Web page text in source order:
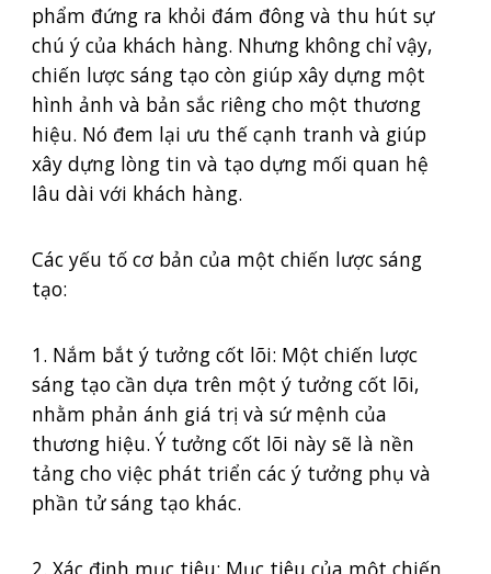
phẩm đứng ra khỏi đám đông và thu hút sự
chú ý của khách hàng. Nhưng không chỉ vậy,
chiến lược sáng tạo còn giúp xây dựng một
hình ảnh và bản sắc riêng cho một thương
hiệu. Nó đem lại ưu thế cạnh tranh và giúp
xây dựng lòng tin và tạo dựng mối quan hệ
lâu dài với khách hàng.
Các yếu tố cơ bản của một chiến lược sáng
tạo:
1. Nắm bắt ý tưởng cốt lõi: Một chiến lược
sáng tạo cần dựa trên một ý tưởng cốt lõi,
nhằm phản ánh giá trị và sứ mệnh của
thương hiệu. Ý tưởng cốt lõi này sẽ là nền
tảng cho việc phát triển các ý tưởng phụ và
phần tử sáng tạo khác.
2. Xác định mục tiêu: Mục tiêu của một chiến